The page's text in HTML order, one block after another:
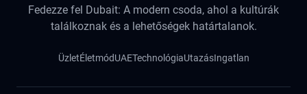
Fedezze fel Dubait: A modern csoda, ahol a kultúrák
találkoznak és a lehetőségek határtalanok.
ÜzletÉletmódUAETechnológiaUtazásIngatlan